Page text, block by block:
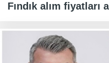
Fındık alım fiyatları